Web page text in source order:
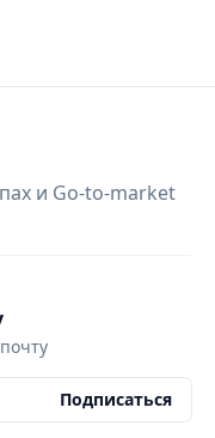
и Go-to-market
Подписаться